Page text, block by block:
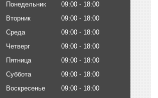
Понедельник 09:00
18:00
Вторник
09:00
18:00
Среда
09:00
18:00
Четверг
09:00
18:00
Пятница
09:00
18:00
Суббота
09:00
18:00
Воскресенье
09:00 18:00